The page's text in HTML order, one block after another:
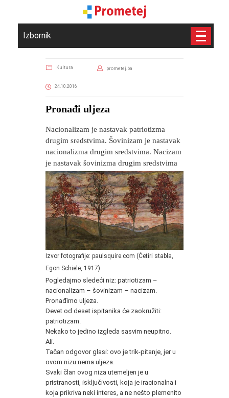
Izbornik
Kultura prometej.ba
24.10.2016
Pronađi uljeza
Nacionalizam je nastavak patriotizma
drugim sredstvima. Šovinizam je nastavak
nacionalizma drugim sredstvima. Nacizam
je nastavak šovinizma drugim sredstvima
Izvor fotografije: paulsquire.com (Četiri stabla,
Egon Schiele, 1917)
.
Pogledajmo sledeći niz: patriotizam –
nacionalizam – šovinizam – nacizam.
Pronađimo uljeza.
Devet od deset ispitanika će zaokružiti:
patriotizam.
Nekako to jedino izgleda sasvim neupitno.
Ali.
Tačan odgovor glasi: ovo je trik-pitanje, jer u
ovom nizu nema uljeza.
Svaki član ovog niza utemeljen je u
pristranosti, isključivosti, koja je iracionalna i
koja prikriva neki interes, a ne nešto plemenito